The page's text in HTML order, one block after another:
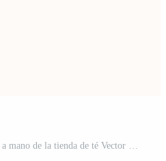
ilustración moderna dibujada a mano de la tienda de té Vector Pro